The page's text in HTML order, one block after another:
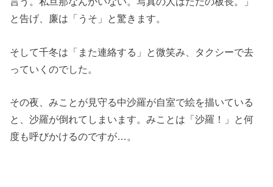
と告げ、廉は「うそ」と驚きます。
そして千冬は「また連絡する」と微笑み、タクシーで去
っていくのでした。
その夜、みことが見守る中沙羅が自室で絵を描いている
と、沙羅が倒れてしまいます。みことは「沙羅！」と何
度も呼びかけるのですが…。